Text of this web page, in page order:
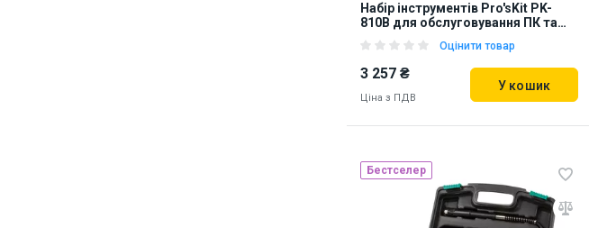
Набір інструментів Pro'sKit PK-
810B для обслуговування ПК та
ноутбуків
Оцінити товар
3 257 ₴
Ціна з ПДВ
У кошик
Наявність на складі: Львів Київ
Бестселер